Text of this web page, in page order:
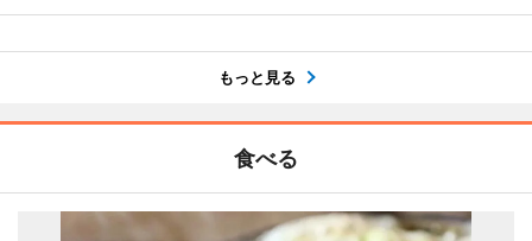
もっと見る
食べる